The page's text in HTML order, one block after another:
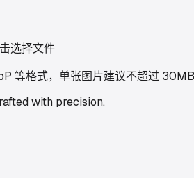
选择文件
等格式，单张图片建议不超过
with precision.